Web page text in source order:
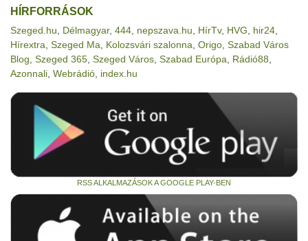
HÍRFORRÁSOK
Szeged.hu Délmagyar, 444 nepszava.hu HírTv, HVG hir24
Hírextra Szeged Ma Kolozsvári szalonna Origo Szabad Város
Blog Szeged 365 Szeged Város Szabad Európa Rádió88
Azonnali Webrádió index.hu
RSS ALKALMAZÁSOK A GOOGLE PLAY-BEN